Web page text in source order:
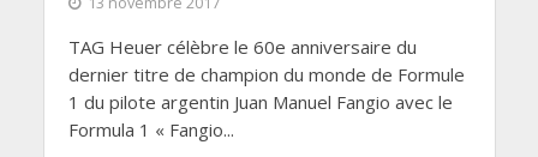
TAG Heuer célèbre le 60e anniversaire du
dernier titre de champion du monde de Formule
1 du pilote argentin Juan Manuel Fangio avec le
Formula 1 « Fangio...